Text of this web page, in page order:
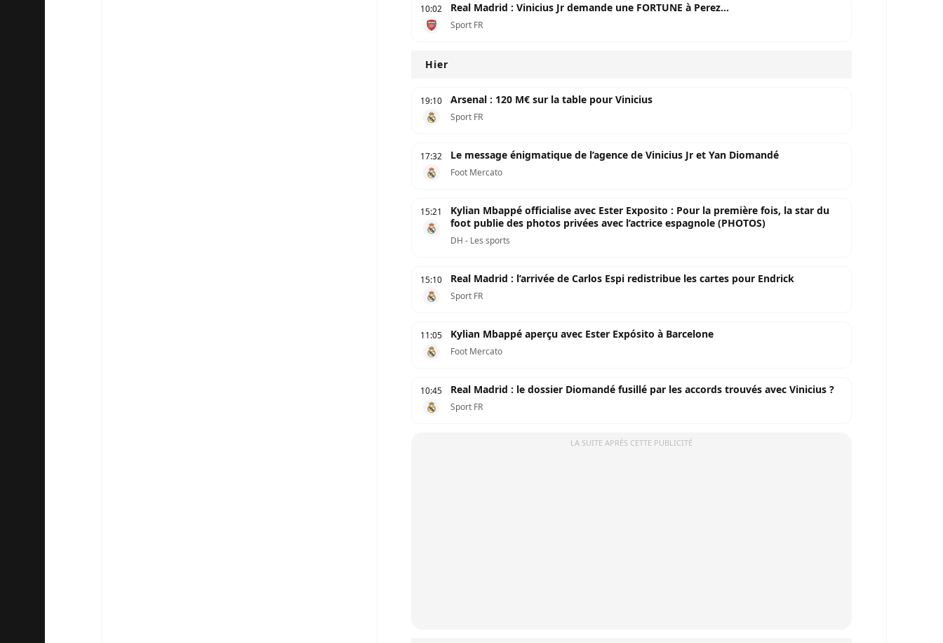
10:02 Real Madrid : Vinicius Jr demande une FORTUNE à Perez...
Sport FR
Hier
19:10 Arsenal : 120 M€ sur la table pour Vinicius
Sport FR
17:32 Le message énigmatique de l’agence de Vinicius Jr et Yan Diomandé
Foot Mercato
15:21
Kylian Mbappé officialise avec Ester Exposito : Pour la première fois, la star du
foot publie des photos privées avec l’actrice espagnole (PHOTOS)
DH - Les sports
15:10 Real Madrid : l’arrivée de Carlos Espi redistribue les cartes pour Endrick
Sport FR
11:05 Kylian Mbappé aperçu avec Ester Expósito à Barcelone
Foot Mercato
10:45 Real Madrid : le dossier Diomandé fusillé par les accords trouvés avec Vinicius ?
Sport FR
LA SUITE APRÈS CETTE PUBLICITÉ